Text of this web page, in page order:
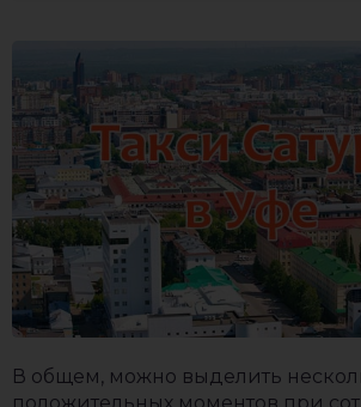
В общем, можно выделить
положительных моментов при